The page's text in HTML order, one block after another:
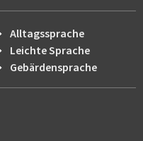
Alltagssprache
Leichte Sprache
Gebärdensprache